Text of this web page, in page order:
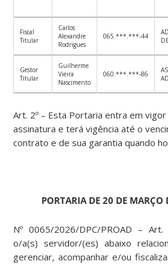
Fiscal
Titular
Carlos
Alexandre
Rodrigues
065.***.***-44
Gestor
Titular
Guilherme
Vieira
Nascimento
060.***.***-86
Art. 2º – Esta Portaria entra em
assinatura e terá vigência até o
contrato e de sua garantia quando
PORTARIA DE 20 DE MARÇO
Nº 0065/2026/DPC/PROAD –
o/a(s) servidor/(es) abaixo
gerenciar, acompanhar e/ou